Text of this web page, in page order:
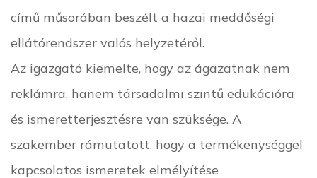
című műsorában beszélt a hazai meddőségi
ellátórendszer valós helyzetéről.
Az igazgató kiemelte, hogy az ágazatnak nem
reklámra, hanem társadalmi szintű edukációra
és ismeretterjesztésre van szüksége. A
szakember rámutatott, hogy a termékenységgel
kapcsolatos ismeretek elmélyítése